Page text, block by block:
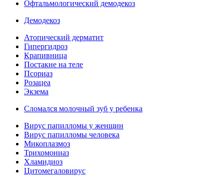
Офтальмологический демодекоз
Демодекоз
Атопический дерматит
Гипергидроз
Крапивница
Постакне на теле
Псориаз
Розацеа
Экзема
Сломался молочный зуб у ребенка
Вирус папилломы у женщин
Вирус папилломы человека
Микоплазмоз
Трихомониаз
Хламидиоз
Цитомегаловирус